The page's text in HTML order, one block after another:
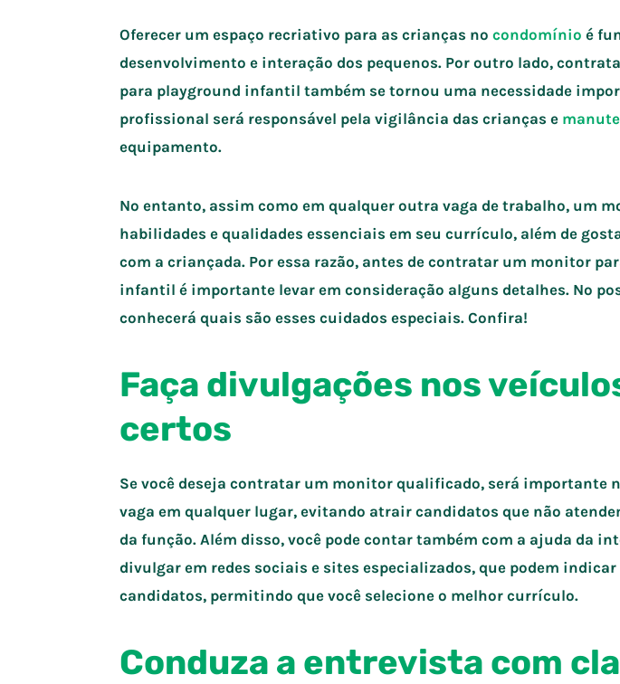
Oferecer um espaço recriativo para as crianças no condomínio é
desenvolvimento e interação dos pequenos. Por outro lado,
para playground infantil também se tornou uma necessidade
profissional será responsável pela vigilância das crianças e
equipamento.
No entanto, assim como em qualquer outra vaga de trabalho, um
habilidades e qualidades essenciais em seu currículo, além de
com a criançada. Por essa razão, antes de contratar um monitor
infantil é importante levar em consideração alguns detalhes. No
conhecerá quais são esses cuidados especiais. Confira!
Faça divulgações nos
certos
Se você deseja contratar um monitor qualificado, será importante
vaga em qualquer lugar, evitando atrair candidatos que não
da função. Além disso, você pode contar também com a ajuda da
divulgar em redes sociais e sites especializados, que podem indicar
candidatos, permitindo que você selecione o melhor currículo.
Conduza a entrevista com